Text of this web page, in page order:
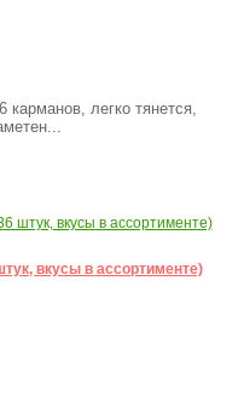
легко тянется,
вкусы в ассортименте)